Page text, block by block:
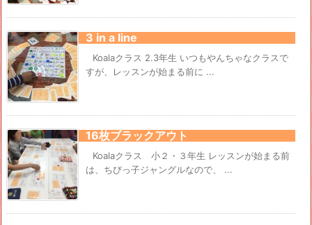
3 in a line
Koalaクラス 2.3年生 いつもやんちゃなクラスで
すが、レッスンが始まる前に ...
16枚ブラックアウト
Koalaクラス 小２・３年生 レッスンが始まる前
は、ちびっ子ジャングルなので、 ...